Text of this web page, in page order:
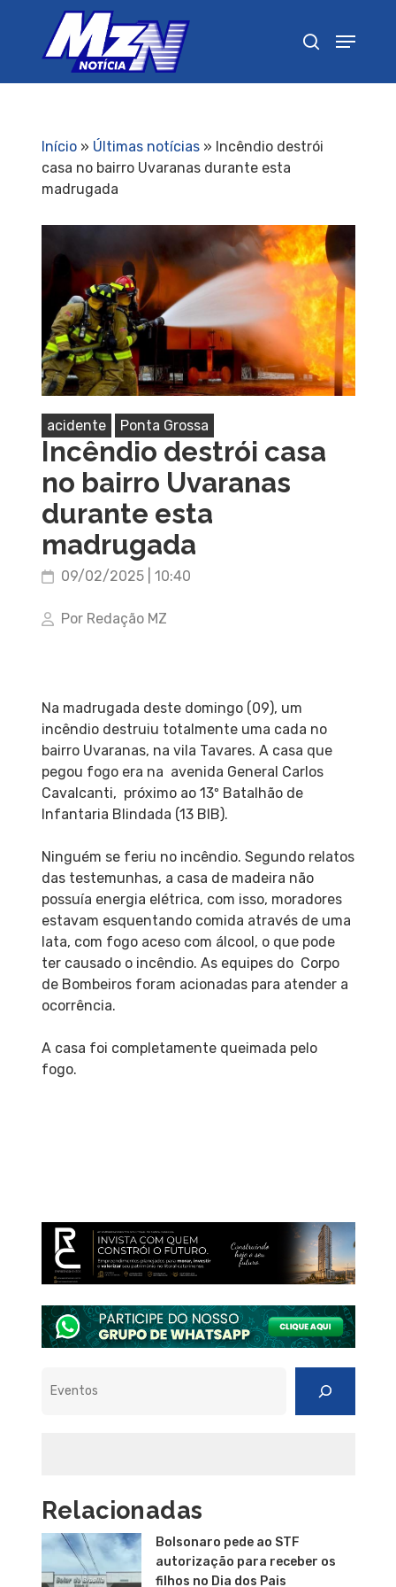
Início» Últimas notícias» Incêndio destrói
casa no bairro Uvaranas durante esta
madrugada
acidente Ponta Grossa
Incêndio destrói casa
no bairro Uvaranas
durante esta
madrugada
09/02/2025 | 10:40
Por Redação MZ
Na madrugada deste domingo (09), um
incêndio destruiu totalmente uma cada no
bairro Uvaranas, na vila Tavares. A casa que
pegou fogo era na avenida General Carlos
Cavalcanti, próximo ao 13º Batalhão de
Infantaria Blindada (13 BIB).
Ninguém se feriu no incêndio. Segundo relatos
das testemunhas, a casa de madeira não
possuía energia elétrica, com isso, moradores
estavam esquentando comida através de uma
lata, com fogo aceso com álcool, o que pode
ter causado o incêndio. As equipes do Corpo
de Bombeiros foram acionadas para atender a
ocorrência.
A casa foi completamente queimada pelo
fogo.
Relacionadas
Bolsonaro pede ao STF
autorização para receber os
filhos no Dia dos Pais